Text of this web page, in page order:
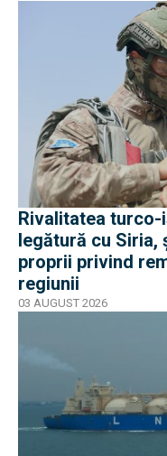
Rivalitatea turco-
legătură cu Siria,
proprii privind
regiunii
03 AUGUST 2026